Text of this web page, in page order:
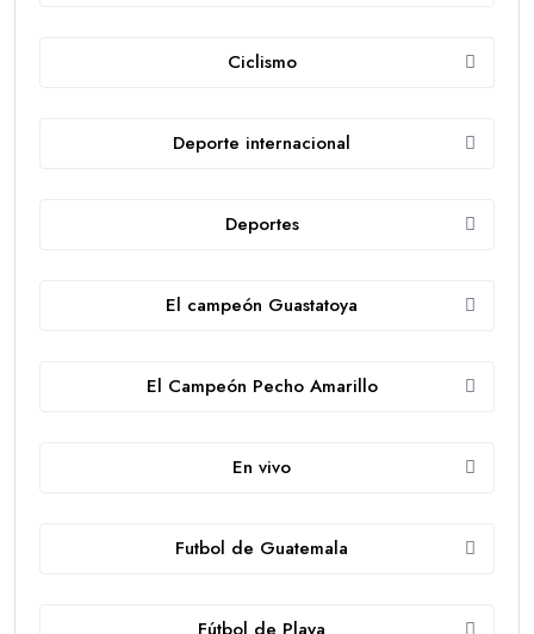
Ciclismo
Deporte internacional
Deportes
El campeón Guastatoya
El Campeón Pecho Amarillo
En vivo
Futbol de Guatemala